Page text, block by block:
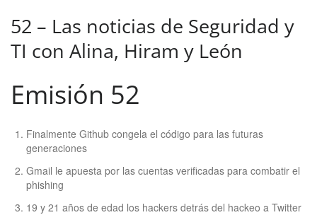
52 – Las noticias de Seguridad y
TI con Alina, Hiram y León
Emisión 52
Finalmente Github congela el código para las futuras
generaciones
Gmail le apuesta por las cuentas verificadas para combatir el
phishing
19 y 21 años de edad los hackers detrás del hackeo a Twitter